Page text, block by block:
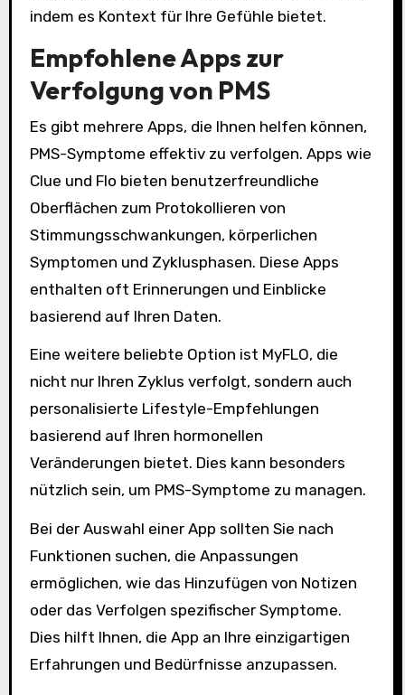
indem es Kontext für Ihre Gefühle bietet.
Empfohlene Apps zur
Verfolgung von PMS
Es gibt mehrere Apps, die Ihnen helfen können,
PMS-Symptome effektiv zu verfolgen. Apps wie
Clue und Flo bieten benutzerfreundliche
Oberflächen zum Protokollieren von
Stimmungsschwankungen, körperlichen
Symptomen und Zyklusphasen. Diese Apps
enthalten oft Erinnerungen und Einblicke
basierend auf Ihren Daten.
Eine weitere beliebte Option ist MyFLO, die
nicht nur Ihren Zyklus verfolgt, sondern auch
personalisierte Lifestyle-Empfehlungen
basierend auf Ihren hormonellen
Veränderungen bietet. Dies kann besonders
nützlich sein, um PMS-Symptome zu managen.
Bei der Auswahl einer App sollten Sie nach
Funktionen suchen, die Anpassungen
ermöglichen, wie das Hinzufügen von Notizen
oder das Verfolgen spezifischer Symptome.
Dies hilft Ihnen, die App an Ihre einzigartigen
Erfahrungen und Bedürfnisse anzupassen.